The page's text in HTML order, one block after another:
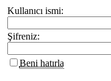
Kullanıcı ismi:
Şifreniz:
Beni hatırla